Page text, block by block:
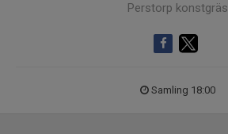
Perstorp konstgräs
Samling 18:00